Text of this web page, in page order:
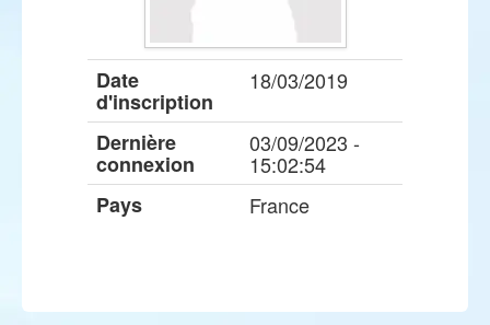
Date
d'inscription
18/03/2019
Dernière
connexion
03/09/2023 -
15:02:54
Pays
France